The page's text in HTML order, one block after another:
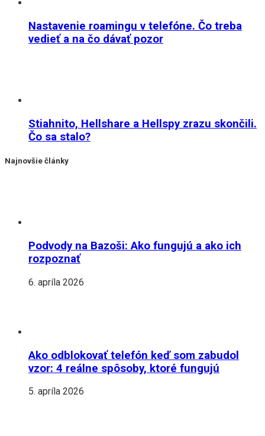
Nastavenie roamingu v telefóne. Čo treba
vedieť a na čo dávať pozor
Stiahnito, Hellshare a Hellspy zrazu skončili.
Čo sa stalo?
Najnovšie články
Podvody na Bazoši: Ako fungujú a ako ich
rozpoznať
6. apríla 2026
Ako odblokovať telefón keď som zabudol
vzor: 4 reálne spôsoby, ktoré fungujú
5. apríla 2026